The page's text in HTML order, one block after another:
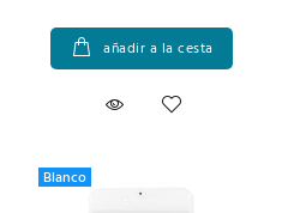
añadir a la cesta
Blanco